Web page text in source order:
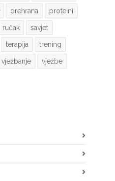
prehrana proteini
ručak savjet
terapija trening
vježbanje vježbe